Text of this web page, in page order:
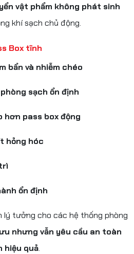
vật phẩm không phát sinh
khí sạch chủ động.
Box tĩnh
bẩn và nhiễm chéo
sạch ổn định
hơn pass box động
hỏng hóc
ổn định
lý tưởng cho các hệ thống phòng
nhưng vẫn yêu cầu an toàn
hiệu quả.